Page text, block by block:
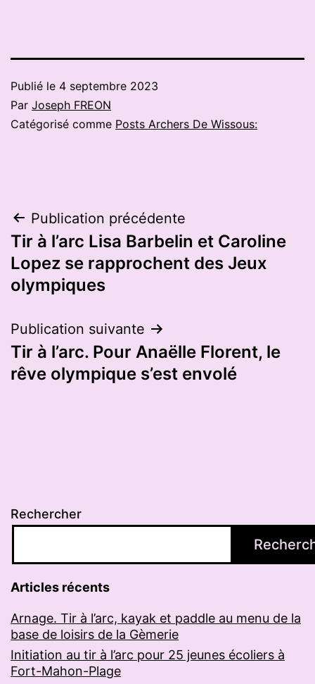
Publié le 4 septembre 2023
Par Joseph FREON
Catégorisé comme Posts Archers De Wissous:
Navigation
de
l’article
Publication précédente
Tir à l’arc Lisa Barbelin et Caroline
Lopez se rapprochent des Jeux
olympiques
Publication suivante
Tir à l’arc. Pour Anaëlle Florent, le
rêve olympique s’est envolé
Rechercher
Articles récents
Arnage. Tir à l’arc, kayak et paddle au menu de la
base de loisirs de la Gèmerie
Initiation au tir à l’arc pour 25 jeunes écoliers à
Fort-Mahon-Plage